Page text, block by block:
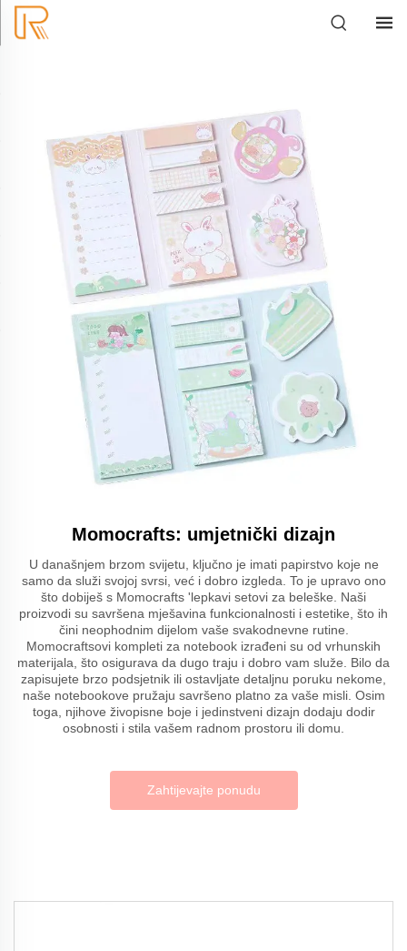
Momocrafts: umjetnički dizajn
U današnjem brzom svijetu, ključno je imati papirstvo koje ne
samo da služi svojoj svrsi, već i dobro izgleda. To je upravo ono
što dobiješ s Momocrafts 'lepkavi setovi za beleške. Naši
proizvodi su savršena mješavina funkcionalnosti i estetike, što ih
čini neophodnim dijelom vaše svakodnevne rutine.
Momocraftsovi kompleti za notebook izrađeni su od vrhunskih
materijala, što osigurava da dugo traju i dobro vam služe. Bilo da
zapisujete brzo podsjetnik ili ostavljate detaljnu poruku nekome,
naše notebookove pružaju savršeno platno za vaše misli. Osim
toga, njihove živopisne boje i jedinstveni dizajn dodaju dodir
osobnosti i stila vašem radnom prostoru ili domu.
Zahtijevajte ponudu